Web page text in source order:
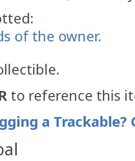
of the owner.
to reference this
a Trackable?